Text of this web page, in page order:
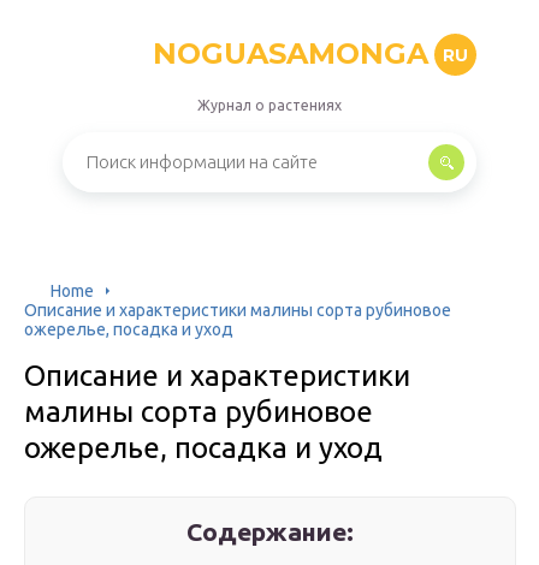
NOGUASAMONGA RU
Журнал о растениях
Home
Описание и характеристики малины сорта рубиновое
ожерелье, посадка и уход
Описание и характеристики
малины сорта рубиновое
ожерелье, посадка и уход
Содержание: